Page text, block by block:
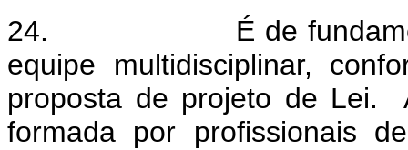
24.
É de
equipe multidisciplinar,
proposta de projeto de Lei.
formada por profissionais